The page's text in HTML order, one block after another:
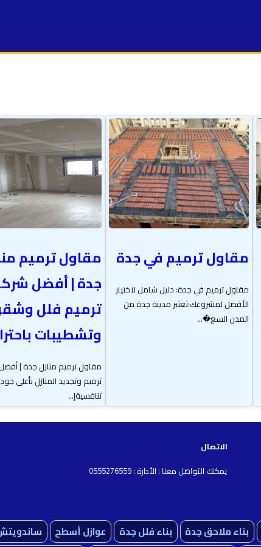
مقاول ترميم في جدة
مقاول ترميم في جدة: دليل شامل لاختيار
الأفضل لمشروعك:تعتبر مدينة جدة من
المدن السع�...
مقاول ترميم
جدة | أفضل
ترميم فلل
وتشطيبات
مقاول ترميم منازل جدة |
ترميم وتجديد المنازل بأعلى
تنافسيةإ...
الاتصال
يمكنك التواصل معنا : الأدارة : 0555276559
بناء ملاحق جدة بناء فلل جدة عوازل أسطح